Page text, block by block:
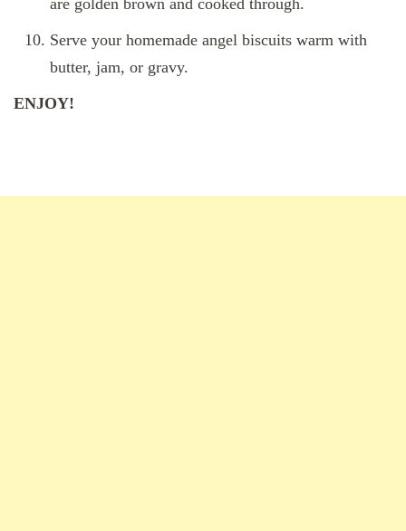
Serve your homemade angel biscuits warm with
butter, jam, or gravy.
ENJOY!